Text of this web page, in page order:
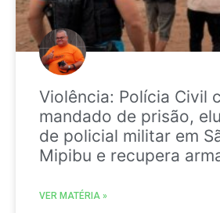
Violência: Polícia Civil
mandado de prisão,
de policial militar em
Mipibu e recupera
VER MATÉRIA »